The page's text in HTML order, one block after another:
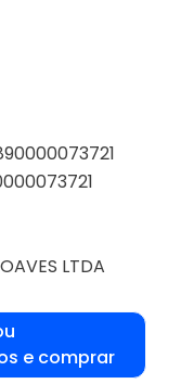
LTDA
e comprar